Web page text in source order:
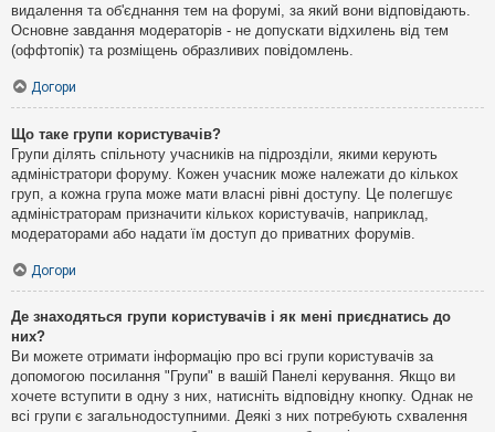
видалення та об'єднання тем на форумі, за який вони відповідають.
Основне завдання модераторів - не допускати відхилень від тем
(оффтопік) та розміщень образливих повідомлень.
Догори
Що таке групи користувачів?
Групи ділять спільноту учасників на підрозділи, якими керують
адміністратори форуму. Кожен учасник може належати до кількох
груп, а кожна група може мати власні рівні доступу. Це полегшує
адміністраторам призначити кількох користувачів, наприклад,
модераторами або надати їм доступ до приватних форумів.
Догори
Де знаходяться групи користувачів і як мені приєднатись до
них?
Ви можете отримати інформацію про всі групи користувачів за
допомогою посилання "Групи" в вашій Панелі керування. Якщо ви
хочете вступити в одну з них, натисніть відповідну кнопку. Однак не
всі групи є загальнодоступними. Деякі з них потребують схвалення